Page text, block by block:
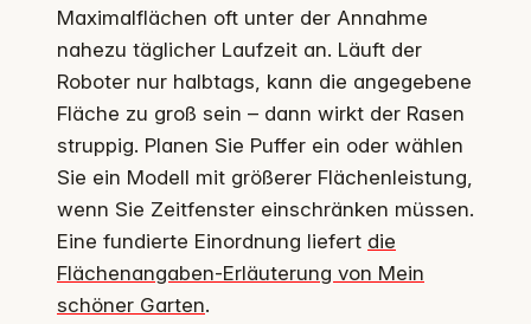
Maximalflächen oft unter der Annahme
nahezu täglicher Laufzeit an. Läuft der
Roboter nur halbtags, kann die angegebene
Fläche zu groß sein – dann wirkt der Rasen
struppig. Planen Sie Puffer ein oder wählen
Sie ein Modell mit größerer Flächenleistung,
wenn Sie Zeitfenster einschränken müssen.
Eine fundierte Einordnung liefert die
Flächenangaben-Erläuterung von Mein
schöner Garten.